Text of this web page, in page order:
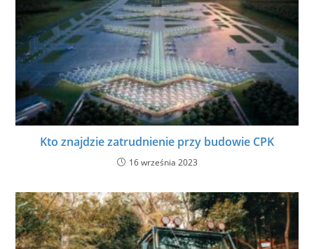
Kto znajdzie zatrudnienie przy budowie CPK
16 września 2023